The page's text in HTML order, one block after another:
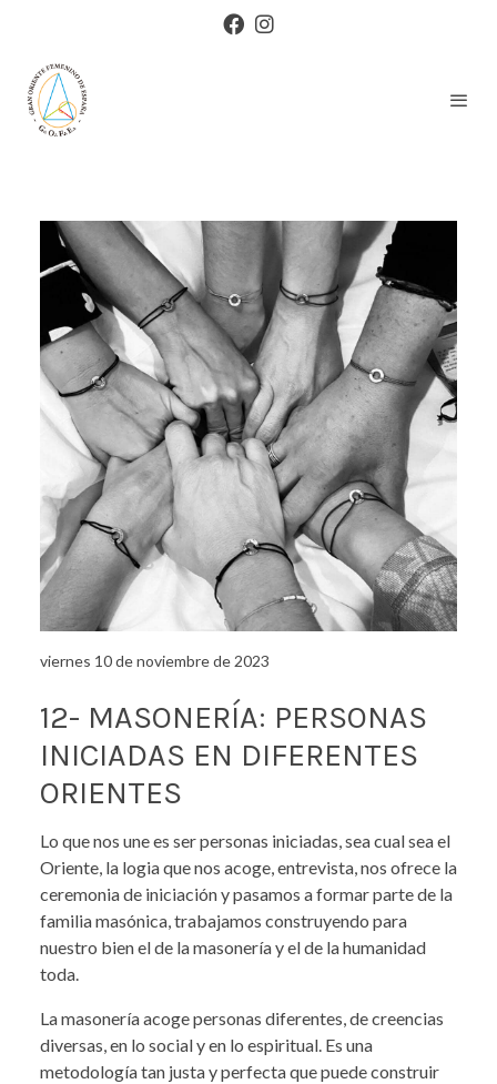
viernes 10 de noviembre de 2023
12- MASONERÍA: PERSONAS
INICIADAS EN DIFERENTES
ORIENTES
Lo que nos une es ser personas iniciadas, sea cual sea el
Oriente, la logia que nos acoge, entrevista, nos ofrece la
ceremonia de iniciación y pasamos a formar parte de la
familia masónica, trabajamos construyendo para
nuestro bien el de la masonería y el de la humanidad
toda.
La masonería acoge personas diferentes, de creencias
diversas, en lo social y en lo espiritual. Es una
metodología tan justa y perfecta que puede construir